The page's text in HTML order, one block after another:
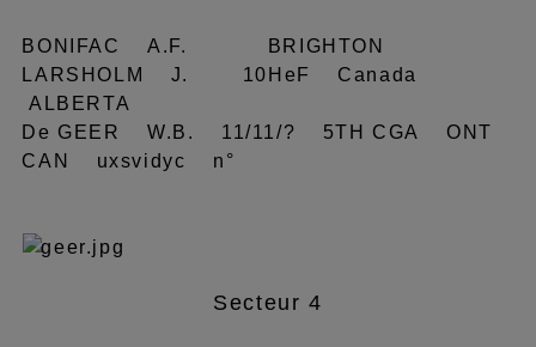
BONIFAC A.F. BRIGHTON
LARSHOLM J. 10HeF Canada
ALBERTA
De GEER W.B. 11/11/? 5TH CGA ONT
CAN uxsvidyc n°
Secteur 4